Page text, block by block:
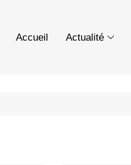
Accueil Actualité